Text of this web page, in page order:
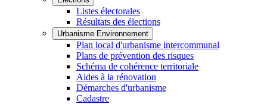
Listes électorales
Résultats des élections
Urbanisme Environnement
Plan local d'urbanisme intercommunal
Plans de prévention des risques
Schéma de cohérence territoriale
Aides à la rénovation
Démarches d'urbanisme
Cadastre